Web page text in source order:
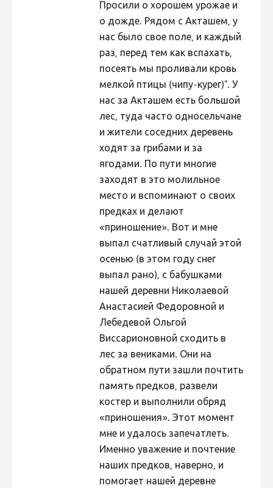
Просили о хорошем урожае и
о дожде. Рядом с Акташем, у
нас было свое поле, и каждый
раз, перед тем как вспахать,
посеять мы проливали кровь
мелкой птицы (чипу-курег)". У
нас за Акташем есть большой
лес, туда часто односельчане
и жители соседних деревень
ходят за грибами и за
ягодами. По пути многие
заходят в это молильное
место и вспоминают о своих
предках и делают
«приношение». Вот и мне
выпал счатливый случай этой
осенью (в этом году снег
выпал рано), с бабушками
нашей деревни Николаевой
Анастасией Федоровной и
Лебедевой Ольгой
Виссарионовной сходить в
лес за вениками. Они на
обратном пути зашли почтить
память предков, развели
костер и выполнили обряд
«приношения». Этот момент
мне и удалось запечатлеть.
Именно уважение и почтение
наших предков, наверно, и
помогает нашей деревне